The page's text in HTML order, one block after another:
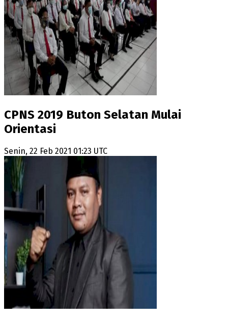
CPNS 2019 Buton Selatan Mulai
Orientasi
Senin, 22 Feb 2021 01:23 UTC